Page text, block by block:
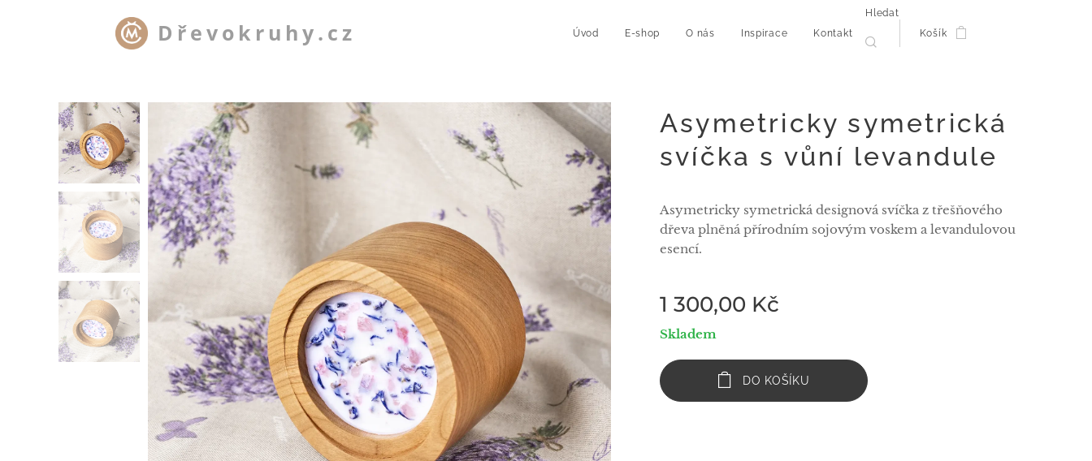
Dřevokruhy.cz Úvod E-shop O nás Inspirace Kontakt
Hledat
Košík
Asymetricky symetrická
svíčka s vůní levandule
Asymetricky symetrická designová svíčka z třešňového
dřeva plněná přírodním sojovým voskem a levandulovou
esencí.
1 300,00 Kč
Skladem
DO KOŠÍKU